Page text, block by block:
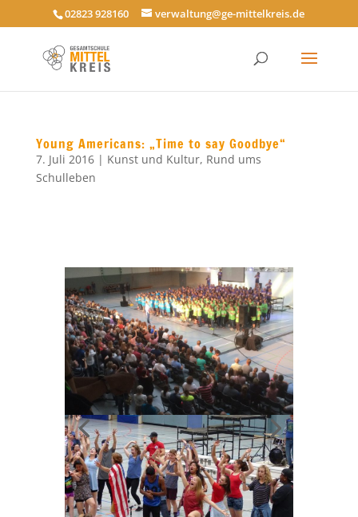
02823 928160 verwaltung@ge-mittelkreis.de
Young Americans: „Time to say Goodbye“
7. Juli 2016| Kunst und Kultur, Rund ums
Schulleben